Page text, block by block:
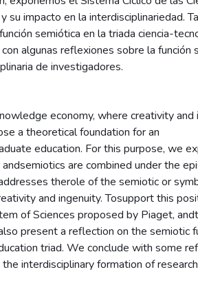
su impacto en la interdisciplinariedad.
semiótica en la triada ciencia-
algunas reflexiones sobre la función
de investigadores.
economy, where creativity and
a theoretical foundation for an
education. For this purpose, we
are combined under the
therole of the semiotic or
and ingenuity. Tosupport this
of Sciences proposed by Piaget,
present a reflection on the semiotic
triad. We conclude with some
interdisciplinary formation of